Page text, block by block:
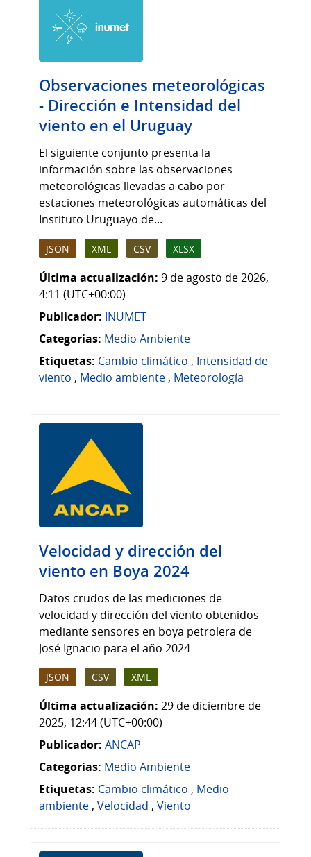
Observaciones meteorológicas
- Dirección e Intensidad del
viento en el Uruguay
El siguiente conjunto presenta la
información sobre las observaciones
meteorológicas llevadas a cabo por
estaciones meteorológicas automáticas del
Instituto Uruguayo de...
JSON XML CSV XLSX
Última actualización: 9 de agosto de 2026,
4:11 (UTC+00:00)
Publicador: INUMET
Categorias: Medio Ambiente
Etiquetas: Cambio climático , Intensidad de
viento , Medio ambiente , Meteorología
Velocidad y dirección del
viento en Boya 2024
Datos crudos de las mediciones de
velocidad y dirección del viento obtenidos
mediante sensores en boya petrolera de
José Ignacio para el año 2024
JSON CSV XML
Última actualización: 29 de diciembre de
2025, 12:44 (UTC+00:00)
Publicador: ANCAP
Categorias: Medio Ambiente
Etiquetas: Cambio climático , Medio
ambiente , Velocidad , Viento